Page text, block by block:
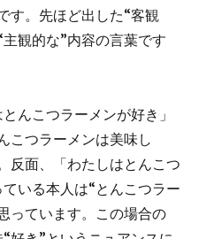
す。先ほど出した“客観
観的な”内容の言葉です
んこつラーメンが好き」
こつラーメンは美味し
反面、「わたしはとんこつ
いる本人は“とんこつラー
っています。この場合の